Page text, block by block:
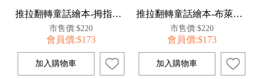
推拉翻轉童話繪本-拇指姑娘
市售價:$220
會員價:$173
推拉翻轉童話繪本-布萊梅樂隊
市售價:$220
會員價:$173